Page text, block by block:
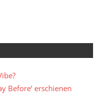
Before‘ erschienen